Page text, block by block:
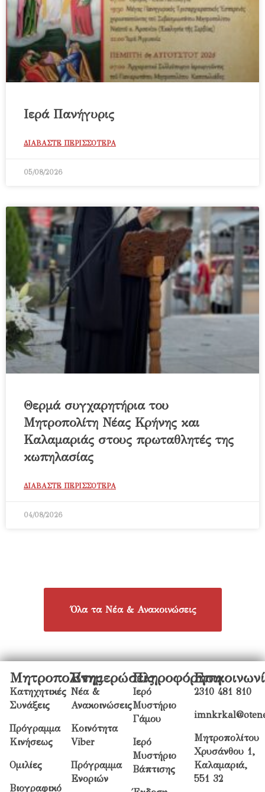
Ιερά Πανήγυρις
ΔΙΑΒΑΣΤΕ ΠΕΡΙΣΣΟΤΕΡΑ
05/08/2026
Θερμά συγχαρητήρια του
Μητροπολίτη Νέας Κρήνης και
Καλαμαριάς στους πρωταθλητές της
κωπηλασίας
ΔΙΑΒΑΣΤΕ ΠΕΡΙΣΣΟΤΕΡΑ
04/08/2026
Όλα τα Νέα & Ανακοινώσεις
Μητροπολίτης
Κατηχητικές
Συνάξεις
Πρόγραμμα
Κινήσεως
Ομιλίες
Βιογραφικό
Ενημερώσεις
Νέα &
Ανακοινώσεις
Κοινότητα
Viber
Πρόγραμμα
Ενοριών
Πληροφόρηση
Ιερό
Μυστήριο
Γάμου
Ιερό
Μυστήριο
Βάπτισης
2310 481 810
Μητροπολίτου
Χρυσάνθου 1,
Καλαμαριά,
551 32